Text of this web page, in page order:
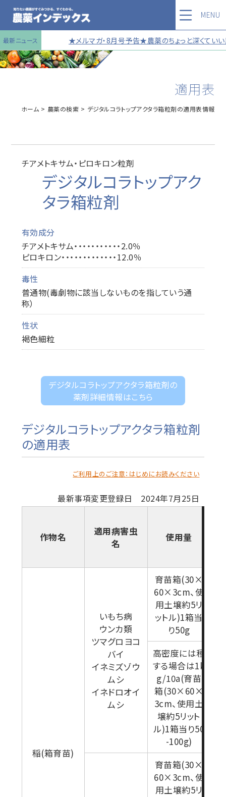
最新ニュース ★メルマガ・8月号予告★農薬のちょっと深くて
MENU
適用表
ホーム 農薬の検索 デジタルコラトップアクタラ箱粒剤の適用表情報
チアメトキサム・ピロキロン粒剤
デジタルコラトップアク
タラ箱粒剤
有効成分
チアメトキサム・・・・・・・・・・・2.0％
ピロキロン・・・・・・・・・・・・・12.0％
毒性
普通物(毒劇物に該当しないものを指していう通
称）
性状
褐色細粒
デジタルコラトップアクタラ箱粒剤の
薬剤詳細情報はこちら
デジタルコラトップアクタラ箱粒剤
の適用表
ご利用上のご注意：はじめにお読みください
最新事項変更登録日 2024年7月25日
作物名
適用病害虫
名
使用量
稲(箱育苗)
いもち病
ウンカ類
ツマグロヨコ
バイ
イネミズゾウ
ムシ
イネドロオイ
ムシ
育苗箱(30×
60×3cm、使
用土壌約5リ
ットル)1箱当
り50g
高密度には種
する場合は1k
g/10a(育苗
箱(30×60×
3cm、使用土
壌約5リット
ル)1箱当り50
-100g)
育苗箱(30×
60×3cm、使
用土壌約5リ